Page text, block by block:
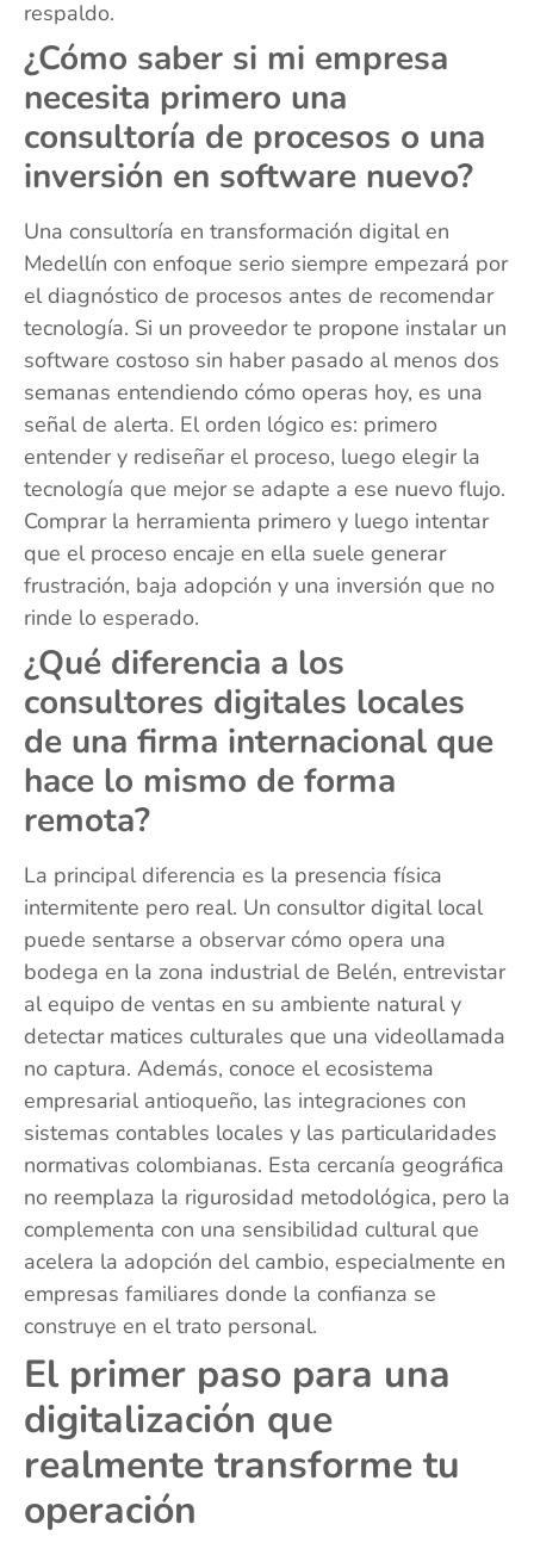
respaldo.
¿Cómo saber si mi empresa
necesita primero una
consultoría de procesos o una
inversión en software nuevo?
Una consultoría en transformación digital en
Medellín con enfoque serio siempre empezará por
el diagnóstico de procesos antes de recomendar
tecnología. Si un proveedor te propone instalar un
software costoso sin haber pasado al menos dos
semanas entendiendo cómo operas hoy, es una
señal de alerta. El orden lógico es: primero
entender y rediseñar el proceso, luego elegir la
tecnología que mejor se adapte a ese nuevo flujo.
Comprar la herramienta primero y luego intentar
que el proceso encaje en ella suele generar
frustración, baja adopción y una inversión que no
rinde lo esperado.
¿Qué diferencia a los
consultores digitales locales
de una firma internacional que
hace lo mismo de forma
remota?
La principal diferencia es la presencia física
intermitente pero real. Un consultor digital local
puede sentarse a observar cómo opera una
bodega en la zona industrial de Belén, entrevistar
al equipo de ventas en su ambiente natural y
detectar matices culturales que una videollamada
no captura. Además, conoce el ecosistema
empresarial antioqueño, las integraciones con
sistemas contables locales y las particularidades
normativas colombianas. Esta cercanía geográfica
no reemplaza la rigurosidad metodológica, pero la
complementa con una sensibilidad cultural que
acelera la adopción del cambio, especialmente en
empresas familiares donde la confianza se
construye en el trato personal.
El primer paso para una
digitalización que
realmente transforme tu
operación